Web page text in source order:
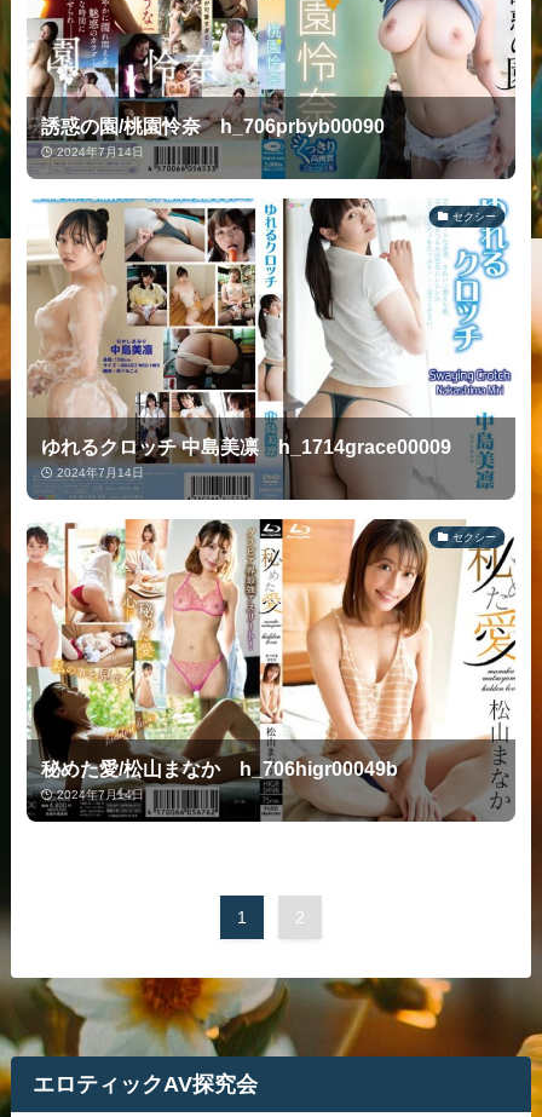
誘惑の園/桃園怜奈 h_706prbyb00090
2024年7月14日
セクシー
ゆれるクロッチ 中島美凛 h_1714grace00009
2024年7月14日
セクシー
秘めた愛/松山まなか h_706higr00049b
2024年7月14日
1 2
エロティックAV探究会